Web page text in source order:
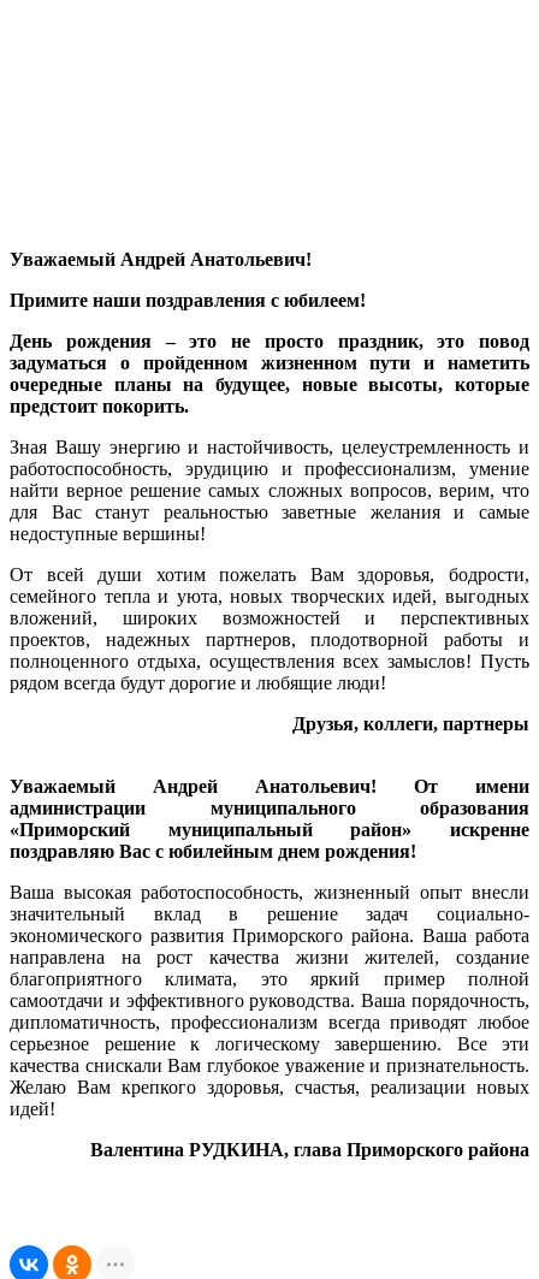
Уважаемый Андрей Анатольевич!
Примите наши поздравления с юбилеем!
День рождения – это не просто праздник, это повод
задуматься о пройденном жизненном пути и наметить
очередные планы на будущее, новые высоты, которые
предстоит покорить.
Зная Вашу энергию и настойчивость, целеустремленность и
работоспособность, эрудицию и профессионализм, умение
найти верное решение самых сложных вопросов, верим, что
для Вас станут реальностью заветные желания и самые
недоступные вершины!
От всей души хотим пожелать Вам здоровья, бодрости,
семейного тепла и уюта, новых творческих идей, выгодных
вложений, широких возможностей и перспективных
проектов, надежных партнеров, плодотворной работы и
полноценного отдыха, осуществления всех замыслов! Пусть
рядом всегда будут дорогие и любящие люди!
Друзья, коллеги, партнеры
Уважаемый Андрей Анатольевич! От имени
администрации муниципального образования
«Приморский муниципальный район» искренне
поздравляю Вас с юбилейным днем рождения!
Ваша высокая работоспособность, жизненный опыт внесли
значительный вклад в решение задач социально-
экономического развития Приморского района. Ваша работа
направлена на рост качества жизни жителей, создание
благоприятного климата, это яркий пример полной
самоотдачи и эффективного руководства. Ваша порядочность,
дипломатичность, профессионализм всегда приводят любое
серьезное решение к логическому завершению. Все эти
качества снискали Вам глубокое уважение и признательность.
Желаю Вам крепкого здоровья, счастья, реализации новых
идей!
Валентина РУДКИНА, глава Приморского района